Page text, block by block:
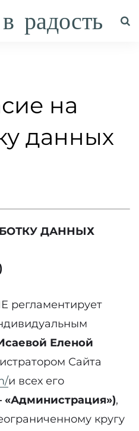
радость
на
данных
ДАННЫХ
регламентирует
Еленой
Сайта
и всех его
«Администрация»),
кругу